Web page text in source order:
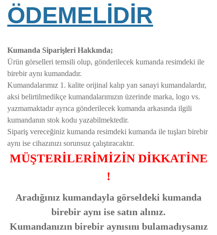
ÖDEMELİDİR
Kumanda Siparişleri Hakkında;
Ürün görselleri temsili olup, gönderilecek kumanda resimdeki ile
birebir aynı kumandadır.
Kumandalarımız 1. kalite orijinal kalıp yan sanayi kumandalardır,
aksi belirtilmedikçe kumandalarımızın üzerinde marka, logo vs.
yazmamaktadır ayrıca gönderilecek kumanda arkasında ilgili
kumandanın stok kodu yazabilmektedir.
Sipariş vereceğiniz kumanda resimdeki kumanda ile tuşları birebir
aynı ise cihazınızı sorunsuz çalıştıracaktır.
MÜŞTERİLERİMİZİN DİKKATİNE
!
Aradığınız kumandayla görseldeki kumanda
birebir aynı ise satın alınız.
Kumandanızın birebir aynısını bulamadıysanız